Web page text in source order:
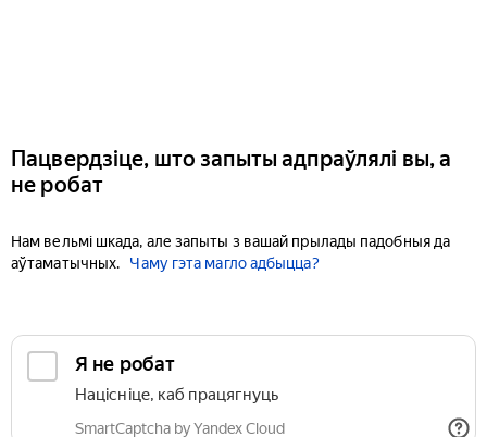
Пацвердзіце, што запыты адпраўлялі вы, а
не робат
Нам вельмі шкада, але запыты з вашай прылады падобныя да
аўтаматычных.
Чаму гэта магло адбыцца?
Я не робат
Націсніце, каб працягнуць
SmartCaptcha by Yandex Cloud